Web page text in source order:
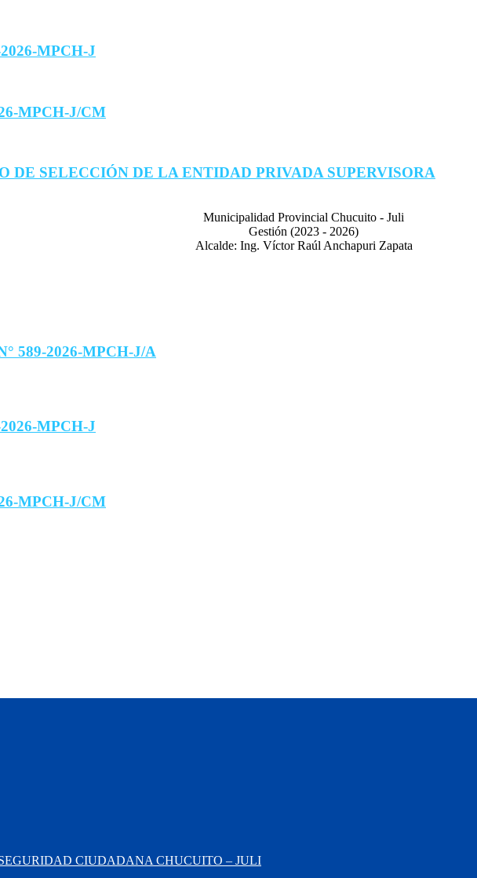
MPCH-J
MPCH-J/CM
DE SELECCIÓN DE LA ENTIDAD PRIVADA SUPERVISORA
Municipalidad Provincial Chucuito - Juli
Gestión (2023 - 2026)
Alcalde: Ing. Víctor Raúl Anchapuri Zapata
589-2026-MPCH-J/A
MPCH-J
MPCH-J/CM
CIUDADANA CHUCUITO – JULI